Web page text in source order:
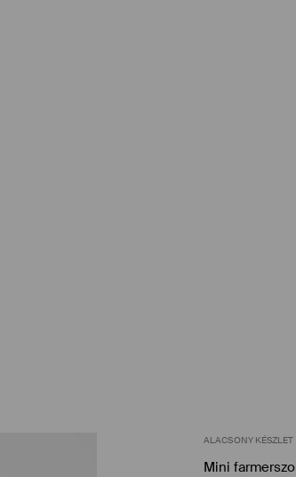
ALACSONY KÉSZLET
Mini